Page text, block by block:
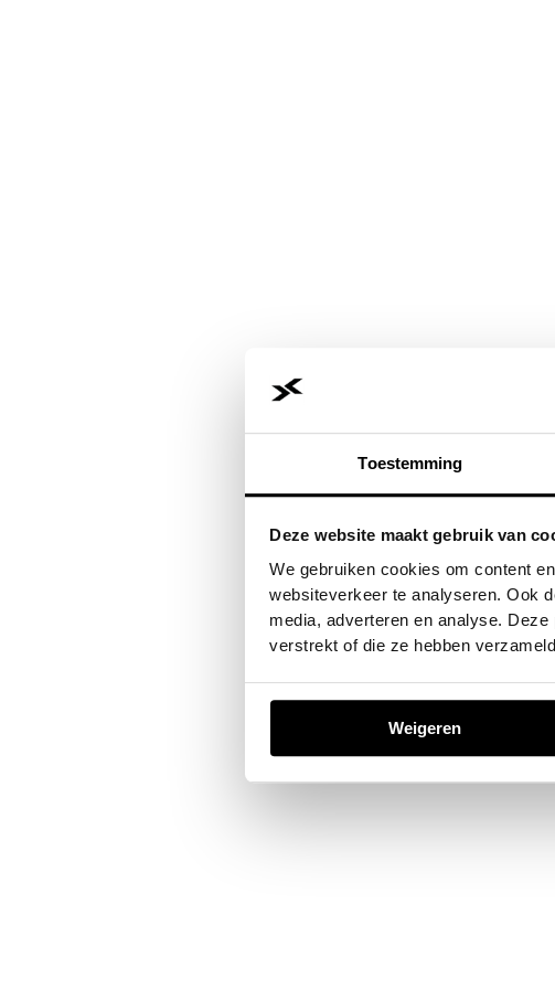
Toestemming
Deze website maakt gebruik van
We gebruiken cookies om content
websiteverkeer te analyseren. Ook
media, adverteren en analyse.
verstrekt of die ze hebben
Weigeren
Application error: aclient-side